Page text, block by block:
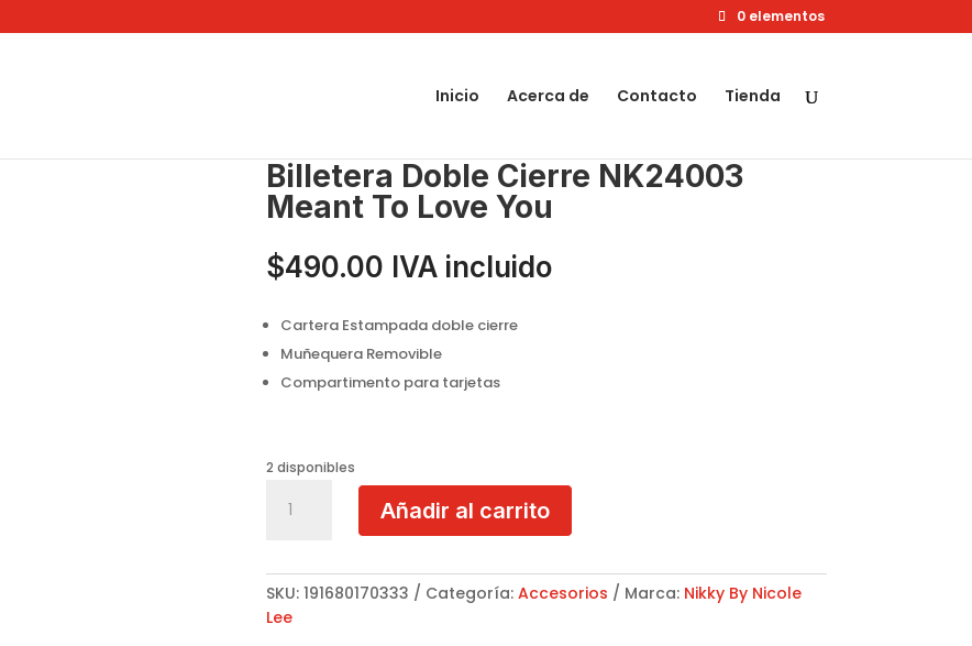
0 elementos
Inicio Acerca de Contacto Tienda
Billetera Doble Cierre NK24003
Meant To Love You
$490.00 IVA incluido
Cartera Estampada doble cierre
Muñequera Removible
Compartimento para tarjetas
2 disponibles
Doble
Meant
To
Añadir al carrito
SKU: 191680170333 Categoría: Accesorios Marca: Nikky By Nicole
Lee